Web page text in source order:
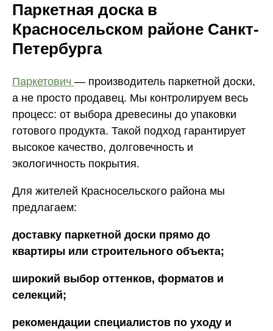
Паркетная доска в
Красносельском районе Санкт-
Петербурга
Паркетович — производитель паркетной доски,
а не просто продавец. Мы контролируем весь
процесс: от выбора древесины до упаковки
готового продукта. Такой подход гарантирует
высокое качество, долговечность и
экологичность покрытия.
Для жителей Красносельского района мы
предлагаем:
доставку паркетной доски прямо до
квартиры или строительного объекта;
широкий выбор оттенков, форматов и
селекций;
рекомендации специалистов по уходу и